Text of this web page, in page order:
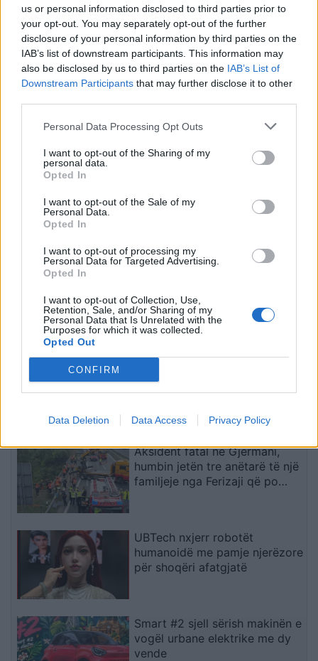
us or personal information disclosed to third parties prior to
your opt-out. You may separately opt-out of the further
disclosure of your personal information by third parties on the
IAB’s list of downstream participants. This information may
also be disclosed by us to third parties on the IAB’s List of
Downstream Participants that may further disclose it to other
Personal Data Processing Opt Outs
I want to opt-out of the Sharing of my
personal data.
Opted In
I want to opt-out of the Sale of my
Personal Data.
Opted In
I want to opt-out of processing my
Personal Data for Targeted Advertising.
Opted In
I want to opt-out of Collection, Use,
Retention, Sale, and/or Sharing of my
Personal Data that Is Unrelated with the
Purposes for which it was collected.
Opted Out
CONFIRM
Data Deletion Data Access Privacy Policy
Osman Stafa thirrje
qytetarëve nga protesta:
Mbi partitë të vendosim
Shqipërinë, ka ardhur
koha e brezit të ri
Don Xhoni i kthehet
ashpër një personi në
publik, çfarë ndodhi me
reperin?
Mbërrin në Shqipëri nga
laboratorit të kokainës në
Frakull
sheshin “Skënderbej” në
ditën e 68-të të protestës
largimin e tij
të fundit
dhe zgjodhi Barcelonën,
zbardhen tri arsyet e vendimit
Jr., synon me vendosmëri
sulmuesin e Evertonit
Aksident fatal në Gjermani,
humbin jetën tre anëtarë të një
familjeje nga Ferizaji që po
UBTech nxjerr robotët
humanoidë me pamje njerëzore
për shoqëri afatgjatë
Smart #2 sjell sërish makinën e
vogël urbane elektrike me dy
vende